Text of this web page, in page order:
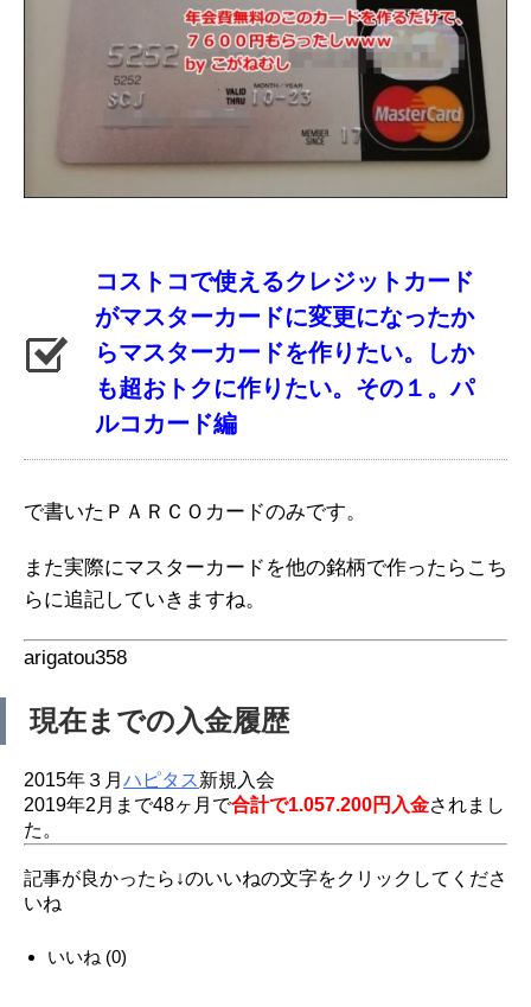
コストコで使えるクレジットカード
がマスターカードに変更になったか
らマスターカードを作りたい。しか
も超おトクに作りたい。その１。パ
ルコカード編
で書いたＰＡＲＣＯカードのみです。
また実際にマスターカードを他の銘柄で作ったらこち
らに追記していきますね。
arigatou358
現在までの入金履歴
2015年３月 ハピタス新規入会
2019年2月まで48ヶ月で合計で1.057.200円入金されまし
た。
記事が良かったら↓のいいねの文字をクリックしてくださ
いね
いいね (0)